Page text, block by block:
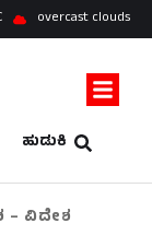
overcast clouds
ಹುಡುಕಿ
– ವಿದೇಶ